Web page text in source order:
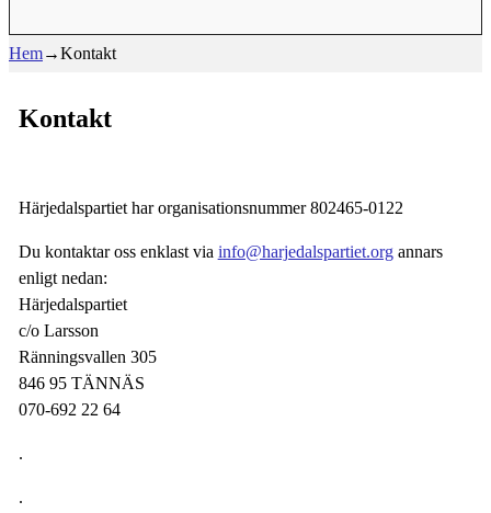
Hem→Kontakt
Kontakt
Härjedalspartiet har organisationsnummer 802465-0122
Du kontaktar oss enklast via info@harjedalspartiet.organnars
enligt nedan:
Härjedalspartiet
c/o Larsson
Ränningsvallen 305
846 95 TÄNNÄS
070-692 22 64
.
.